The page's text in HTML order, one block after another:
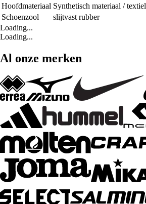
Hoofdmateriaal Synthetisch materiaal / textiel
Schoenzool
slijtvast rubber
Loading...
Loading...
Al onze merken